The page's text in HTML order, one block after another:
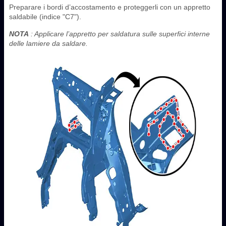
Preparare i bordi d’accostamento e proteggerli con un appretto
saldabile (indice "C7").
NOTA : Applicare l’appretto per saldatura sulle superfici interne
delle lamiere da saldare.